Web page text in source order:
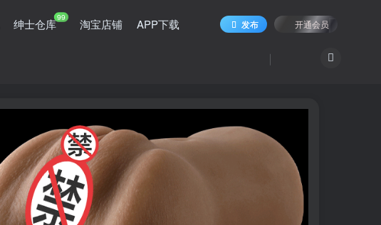
绅士仓库99 淘宝店铺 APP下载 发布 开通会员